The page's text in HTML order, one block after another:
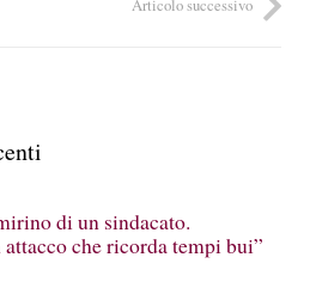
Articolo successivo
di un sindacato.
che ricorda tempi bui”